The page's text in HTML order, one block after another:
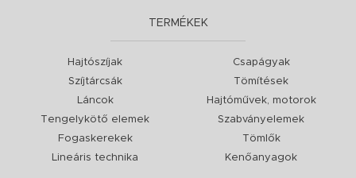
TERMÉKEK
Hajtószíjak
Szíjtárcsák
Láncok
Tengelykötő elemek
Fogaskerekek
Lineáris technika
Csapágyak
Tömítések
Hajtóművek, motorok
Szabványelemek
Tömlők
Kenőanyagok